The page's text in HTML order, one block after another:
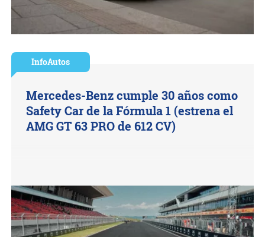
InfoAutos
Mercedes-Benz cumple 30 años como
Safety Car de la Fórmula 1 (estrena el
AMG GT 63 PRO de 612 CV)